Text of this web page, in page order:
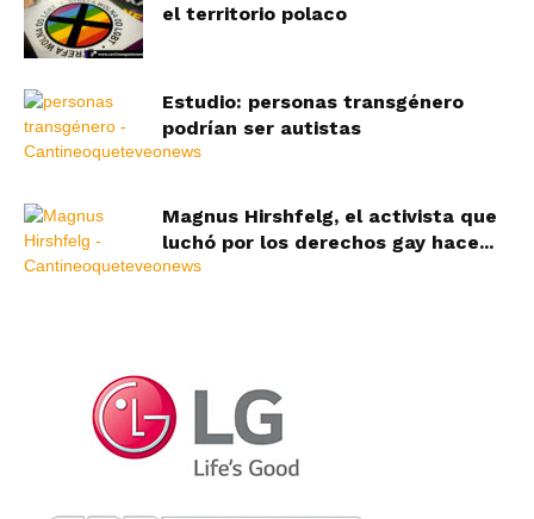
el territorio polaco
Estudio: personas transgénero
podrían ser autistas
Magnus Hirshfelg, el activista que
luchó por los derechos gay hace...